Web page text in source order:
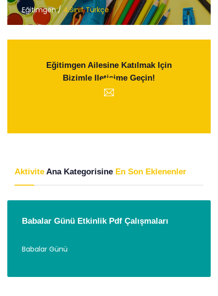
Eğitimgen /4.Sınıf Türkçe
Eğitimgen Ailesine Katılmak Için
Bizimle Iletişime Geçin!
Aktivite Ana Kategorisine En Son Eklenenler
Babalar Günü Etkinlik Pdf Çalışmaları
Babalar Günü